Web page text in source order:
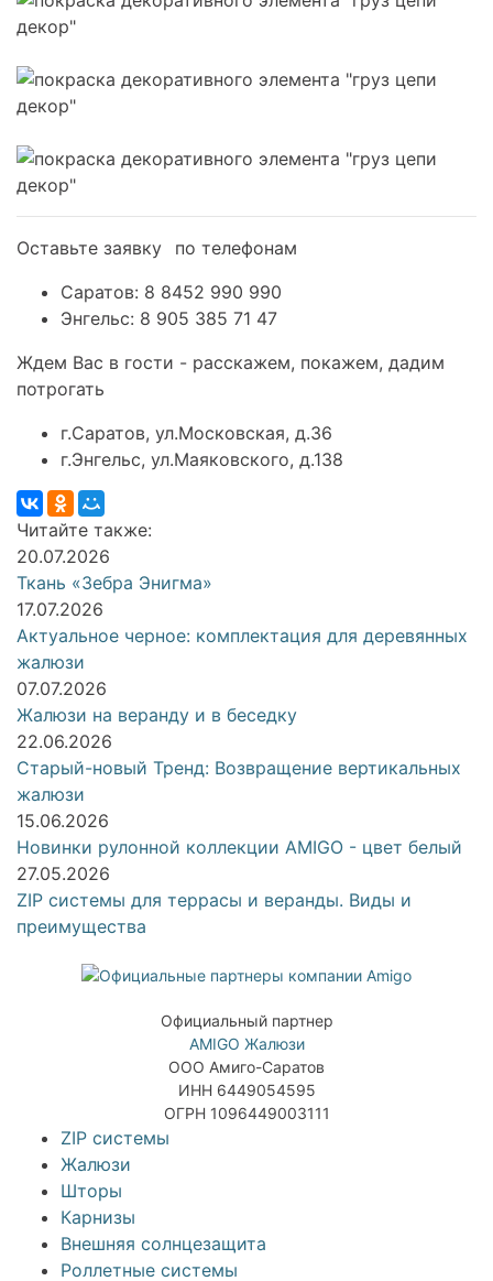
Оставьте заявку⠀по телефонам
Саратов: 8 8452 990 990
Энгельс: 8 905 385 71 47 ⠀
Ждем Вас в гости - расскажем, покажем, дадим
потрогать
г.Саратов, ул.Московская, д.36
г.Энгельс, ул.Маяковского, д.138
Читайте также:
20.07.2026
Ткань «Зебра Энигма»
17.07.2026
Актуальное черное: комплектация для деревянных
жалюзи
07.07.2026
Жалюзи на веранду и в беседку
22.06.2026
Старый-новый Тренд: Возвращение вертикальных
жалюзи
15.06.2026
Новинки рулонной коллекции AMIGO - цвет белый
27.05.2026
ZIP системы для террасы и веранды. Виды и
преимущества
Официальный партнер
AMIGO Жалюзи
ООО Амиго-Саратов
ИНН 6449054595
ОГРН 1096449003111
ZIP системы
Жалюзи
Шторы
Карнизы
Внешняя солнцезащита
Роллетные системы